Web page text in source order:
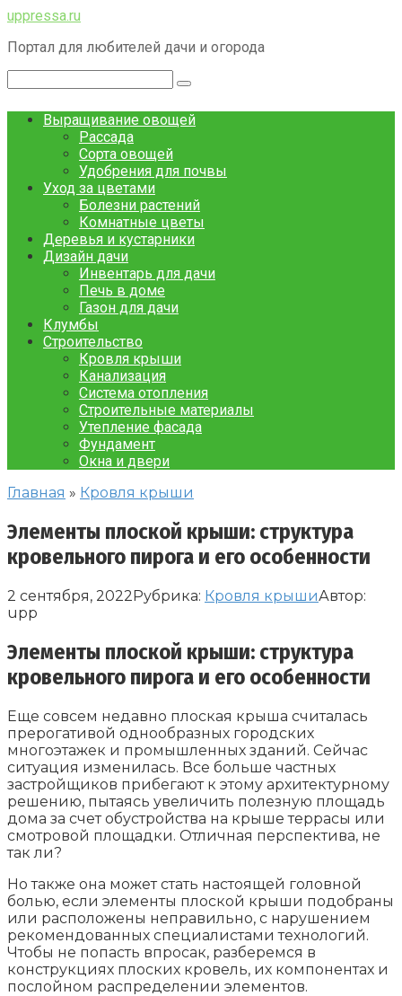
Перейти
контенту
uppressa.ru
Портал для любителей дачи и огорода
Выращивание овощей
Рассада
Сорта овощей
Удобрения для почвы
Уход за цветами
Болезни растений
Комнатные цветы
Деревья и кустарники
Дизайн дачи
Инвентарь для дачи
Печь в доме
Газон для дачи
Клумбы
Строительство
Кровля крыши
Канализация
Система отопления
Строительные материалы
Утепление фасада
Фундамент
Окна и двери
Главная » Кровля крыши
Элементы плоской крыши: структура
кровельного пирога и его особенности
2 сентября, 2022Рубрика: Кровля крышиАвтор:
upp
Элементы плоской крыши: структура
кровельного пирога и его особенности
Еще совсем недавно плоская крыша считалась
прерогативой однообразных городских
многоэтажек и промышленных зданий. Сейчас
ситуация изменилась. Все больше частных
застройщиков прибегают к этому архитектурному
решению, пытаясь увеличить полезную площадь
дома за счет обустройства на крыше террасы или
смотровой площадки. Отличная перспектива, не
так ли?
Но также она может стать настоящей головной
болью, если элементы плоской крыши подобраны
или расположены неправильно, с нарушением
рекомендованных специалистами технологий.
Чтобы не попасть впросак, разберемся в
конструкциях плоских кровель, их компонентах и
послойном распределении элементов.